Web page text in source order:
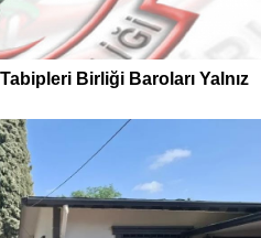
Birliği Baroları Yalnız